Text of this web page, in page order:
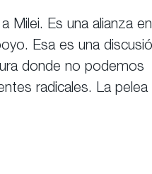
Milei. Es una alianza
Esa es una
donde no podemos
radicales. La pelea